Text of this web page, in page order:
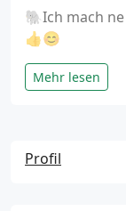
🐘Ich mach
👍😊
Mehr lesen
Profil